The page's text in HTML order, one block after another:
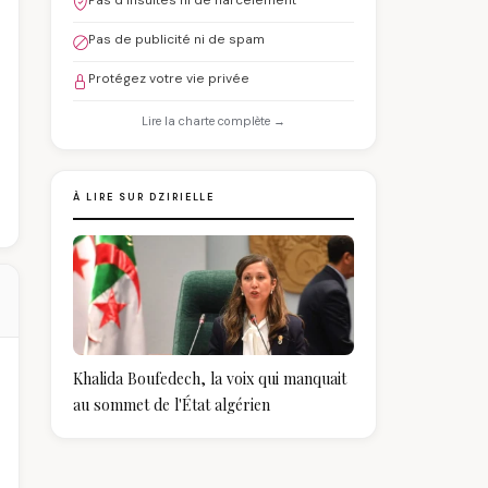
Pas de publicité ni de spam
Protégez votre vie privée
Lire la charte complète →
À LIRE SUR DZIRIELLE
Khalida Boufedech, la voix qui manquait
au sommet de l'État algérien